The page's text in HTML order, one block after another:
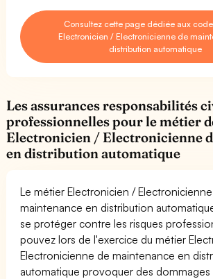
Consultez cette page dédiée aux
Electronicien / Electronicienne de
distribution automatique
Les assurances responsabilités
professionnelles pour le métier
Electronicien / Electronicienne
en distribution automatique
Le métier Electronicien /
maintenance en distribution
se protéger contre les risques
pouvez lors de l'exercice du métier
Electronicienne de maintenance en
automatique provoquer des